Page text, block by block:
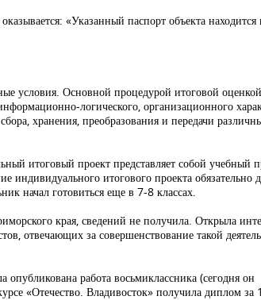
«Указанный паспорт объекта находится
условия. Основной процедурой итоговой
логического, организационного
хранения, преобразования и передачи
итоговый проект представляет собой учебный
итогового проекта обязательно
начал готовиться еще в 7-8 классах.
края, сведений не получила. Открыла
отвечающих за совершенствование такой
работа восьмиклассника (сегодня он
«Отечество. Владивосток» получила диплом за